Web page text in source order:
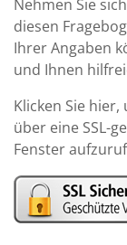
Nehmen Sie
diesen
Ihrer Angaben
und Ihnen
Klicken Sie hier,
über eine SSL-
Fenster